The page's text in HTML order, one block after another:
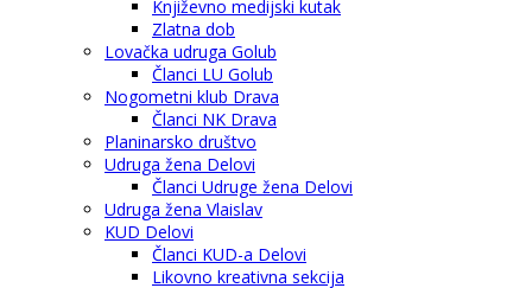
Književno medijski kutak
Zlatna dob
Lovačka udruga Golub
Članci LU Golub
Nogometni klub Drava
Članci NK Drava
Planinarsko društvo
Udruga žena Delovi
Članci Udruge žena Delovi
Udruga žena Vlaislav
KUD Delovi
Članci KUD-a Delovi
Likovno kreativna sekcija